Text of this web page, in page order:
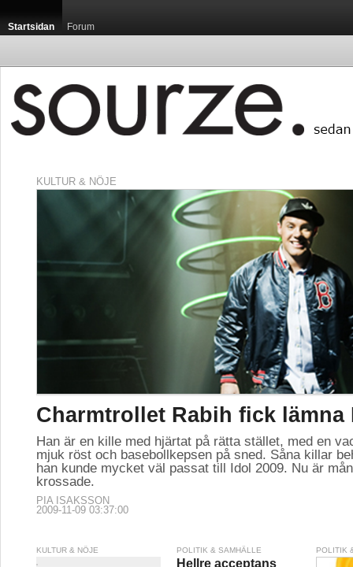
Startsidan Forum
KULTUR & NÖJE
Charmtrollet Rabih fick lämna
Han är en kille med hjärtat på rätta stället, med en
mjuk röst och basebollkepsen på sned. Såna killar
han kunde mycket väl passat till Idol 2009. Nu är
krossade.
PIA ISAKSSON
2009-11-09 03:37:00
KULTUR & NÖJE POLITIK & SAMHÄLLE
Hellre acceptans
POLITIK